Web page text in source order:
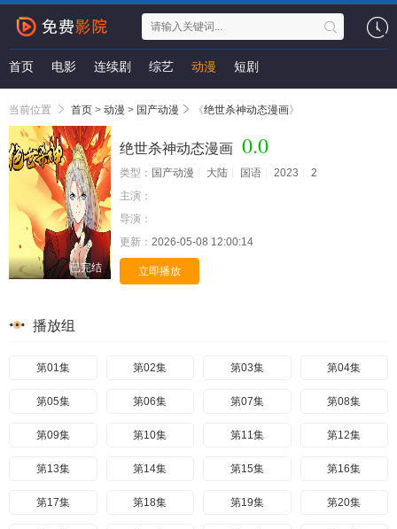
首页 电影 连续剧 综艺 动漫 短剧
当前位置 首页 > 动漫 > 国产动漫 《绝世杀神动态漫画》
已完结
绝世杀神动态漫画 0.0
类型： 国产动漫 大陆 国语 2023
2
主演：
导演：
更新： 2026-05-08 12:00:14
立即播放
播放组
第01集 第02集 第03集 第04集
第05集 第06集 第07集 第08集
第09集 第10集 第11集 第12集
第13集 第14集 第15集 第16集
第17集 第18集 第19集 第20集